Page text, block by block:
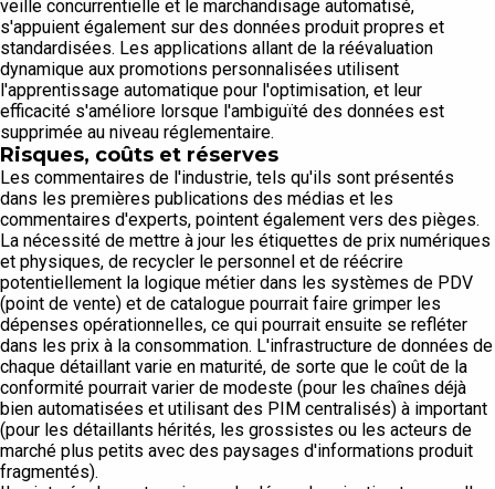
veille concurrentielle et le marchandisage automatisé,
s'appuient également sur des données produit propres et
standardisées. Les applications allant de la réévaluation
dynamique aux promotions personnalisées utilisent
l'apprentissage automatique pour l'optimisation, et leur
efficacité s'améliore lorsque l'ambiguïté des données est
supprimée au niveau réglementaire.
Risques, coûts et réserves
Les commentaires de l'industrie, tels qu'ils sont présentés
dans les premières publications des médias et les
commentaires d'experts, pointent également vers des pièges.
La nécessité de mettre à jour les étiquettes de prix numériques
et physiques, de recycler le personnel et de réécrire
potentiellement la logique métier dans les systèmes de PDV
(point de vente) et de catalogue pourrait faire grimper les
dépenses opérationnelles, ce qui pourrait ensuite se refléter
dans les prix à la consommation. L'infrastructure de données de
chaque détaillant varie en maturité, de sorte que le coût de la
conformité pourrait varier de modeste (pour les chaînes déjà
bien automatisées et utilisant des PIM centralisés) à important
(pour les détaillants hérités, les grossistes ou les acteurs de
marché plus petits avec des paysages d'informations produit
fragmentés).